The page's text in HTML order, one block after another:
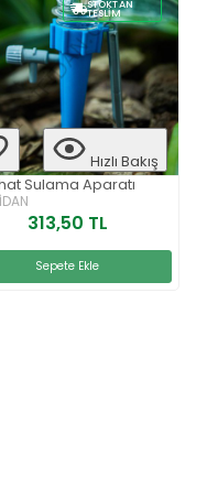
STOKTAN
TESLIM
Hızlı Bakış
Sulama Aparatı
313,50 TL
Sepete Ekle